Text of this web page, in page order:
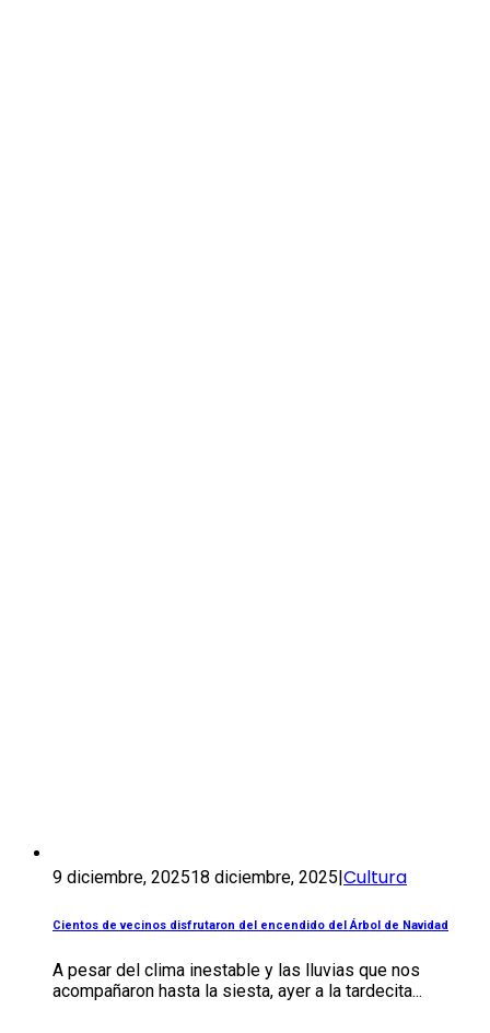
9 diciembre, 202518 diciembre, 2025|Cultura
Cientos de vecinos disfrutaron del encendido del Árbol de Navidad
A pesar del clima inestable y las lluvias que nos
acompañaron hasta la siesta, ayer a la tardecita...